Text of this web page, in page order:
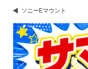
ソニーEマウント